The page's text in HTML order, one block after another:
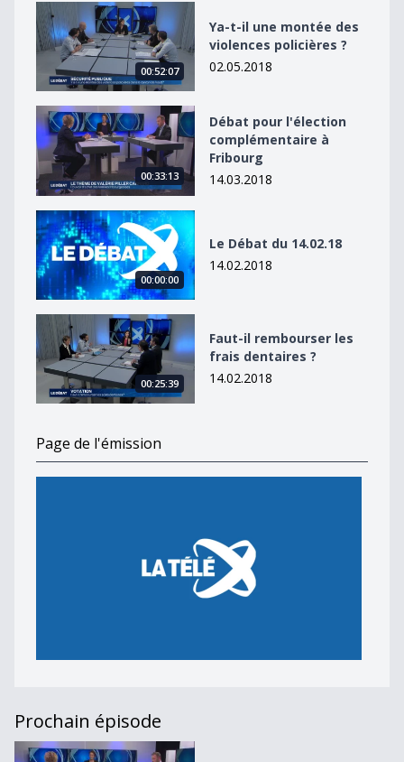
Ya-t-il une montée des violences policières ?
00:52:07
Ya-t-il une montée des
violences policières ?
02.05.2018
Débat pour l&#039;élection complémentaire à
00:33:13
Débat pour l'élection
complémentaire à
Fribourg
14.03.2018
Le Débat du 14.02.18
00:00:00
Le Débat du 14.02.18
14.02.2018
Faut-il rembourser les frais dentaires ?
00:25:39
Faut-il rembourser les
frais dentaires ?
14.02.2018
Page de l'émission
Prochain épisode
Le Débat [S.2018][E.4]